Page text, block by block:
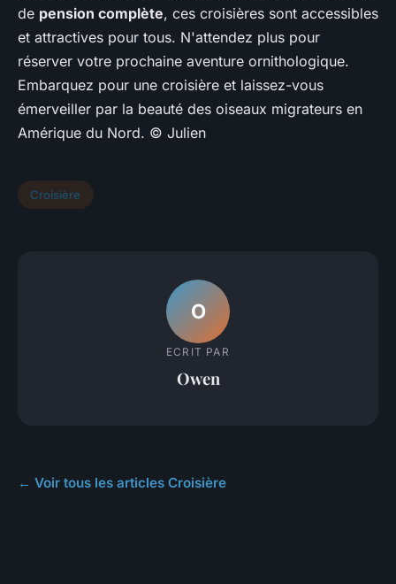
de pension complète, ces croisières sont accessibles
et attractives pour tous. N'attendez plus pour
réserver votre prochaine aventure ornithologique.
Embarquez pour une croisière et laissez-vous
émerveiller par la beauté des oiseaux migrateurs en
Amérique du Nord. © Julien
Croisière
O
ECRIT PAR
Owen
← Voir tous les articles Croisière